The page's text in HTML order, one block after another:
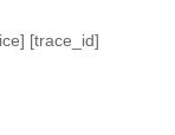
[trace_id]